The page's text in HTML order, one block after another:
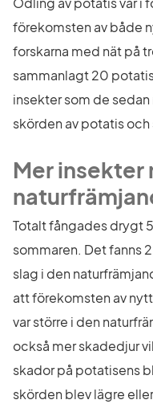
förekomsten av både
forskarna med nät på
sammanlagt 20
insekter som de
skörden av potatis
Mer insekter
Totalt fångades drygt
sommaren. Det fanns
slag i den
att förekomsten av
var större i den
också mer skadedjur
skador på potatisens
skörden blev lägre